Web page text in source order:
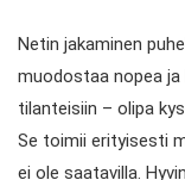
Netin jakaminen
muodostaa nopea
tilanteisiin – olipa
Se toimii erityisesti
ei ole saatavilla.